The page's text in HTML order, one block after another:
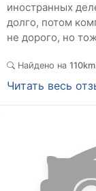
иностранных
долго, потом
не дорого, но
Найдено на
Читать весь